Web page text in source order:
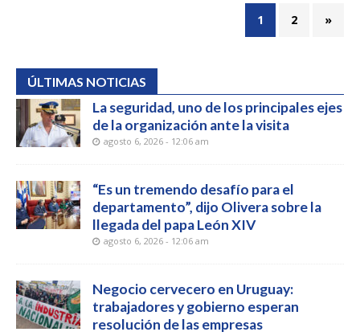
1 2 »
ÚLTIMAS NOTICIAS
La seguridad, uno de los principales ejes
de la organización ante la visita
agosto 6, 2026 - 12:06 am
“Es un tremendo desafío para el
departamento”, dijo Olivera sobre la
llegada del papa León XIV
agosto 6, 2026 - 12:06 am
Negocio cervecero en Uruguay:
trabajadores y gobierno esperan
resolución de las empresas